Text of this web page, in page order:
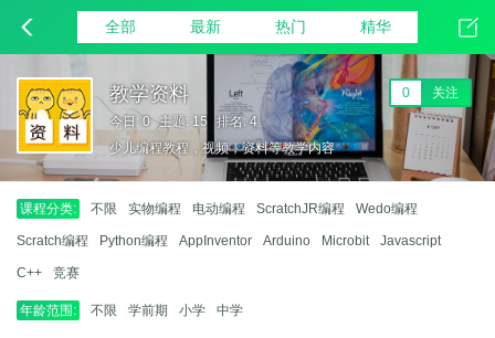
全部 最新 热门 精华
教学资料
今日: 0 主题: 15 排名: 4
0 关注
少儿编程教程，视频，资料等教学内容
课程分类: 不限 实物编程 电动编程 ScratchJR编程 Wedo编程
Scratch编程 Python编程 AppInventor Arduino Microbit Javascript
C++ 竞赛
年龄范围: 不限 学前期 小学 中学